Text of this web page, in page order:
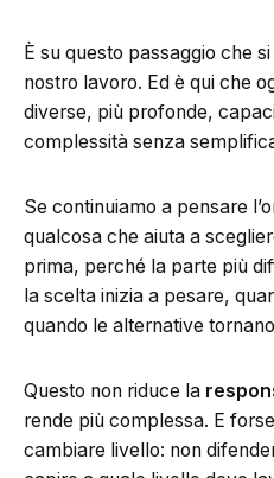
È su questo passaggio che
nostro lavoro. Ed è qui che
diverse, più profonde,
complessità senza
Se continuiamo a pensare
qualcosa che aiuta a
prima, perché la parte più
la scelta inizia a pesare,
quando le alternative
Questo non riduce la
rende più complessa. E
cambiare livello: non